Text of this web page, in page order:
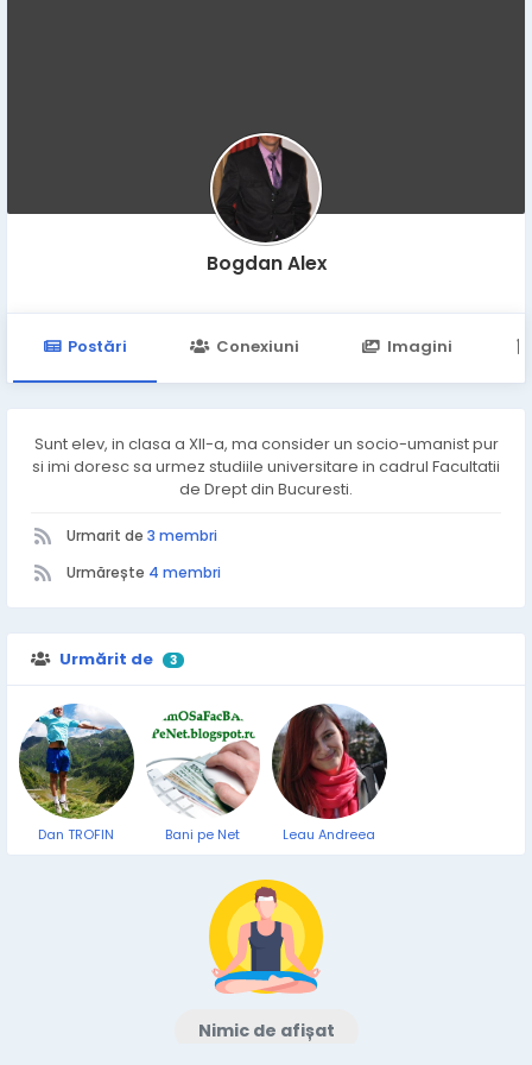
Bogdan Alex
Postări Conexiuni Imagini
Sunt elev, in clasa a XII-a, ma consider un socio-umanist pur
si imi doresc sa urmez studiile universitare in cadrul Facultatii
de Drept din Bucuresti.
Urmarit de 3 membri
Urmărește 4 membri
Urmărit de 3
Dan TROFIN Bani pe Net Leau Andreea
Nimic de afișat